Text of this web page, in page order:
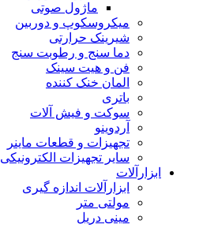
ماژول صوتی
میکروسکوپ و دوربین
شیرینک حرارتی
دما سنج و رطوبت سنج
فن و هیت سینک
المان خنک کننده
باتری
سوکت و فیش آلات
آردوینو
تجهیزات و قطعات ماینر
سایر تجهیزات الکترونیکی
ابزارآلات
ابزارآلات اندازه گیری
مولتی متر
مینی دریل